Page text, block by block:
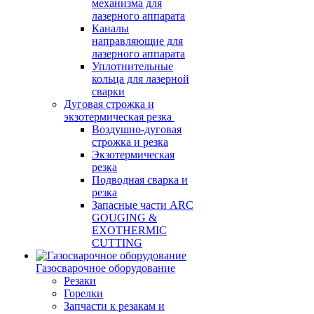
механизма для
лазерного аппарата
Каналы
направляющие для
лазерного аппарата
Уплотнительные
кольца для лазерной
сварки
Дуговая строжка и
экзотермическая резка
Воздушно-дуговая
строжка и резка
Экзотермическая
резка
Подводная сварка и
резка
Запасные части ARC
GOUGING &
EXOTHERMIC
CUTTING
Газосварочное оборудование
Резаки
Горелки
Запчасти к резакам и